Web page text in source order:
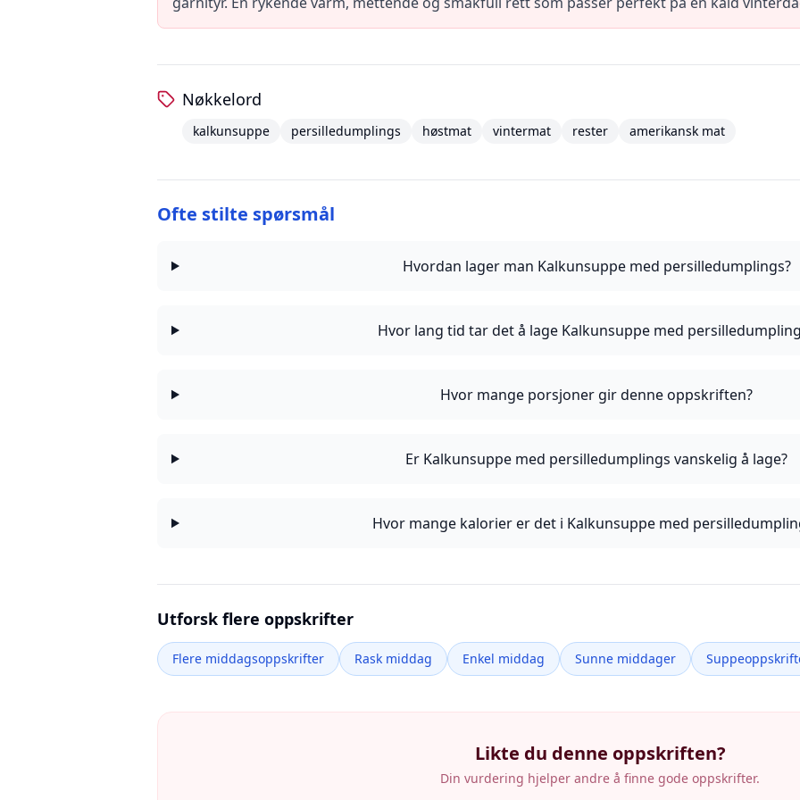
Nøkkelord
kalkunsuppe persilledumplings høstmat vintermat rester amerikansk mat
Ofte stilte spørsmål
Hvordan lager man Kalkunsuppe med persilledumplings?
Hvor lang tid tar det å lage Kalkunsuppe med
Hvor mange porsjoner gir denne oppskriften?
Er Kalkunsuppe med persilledumplings vanskelig å lage?
Hvor mange kalorier er det i Kalkunsuppe med
Utforsk flere oppskrifter
Flere middagsoppskrifter Rask middag Enkel middag Sunne middager
Likte du denne oppskriften?
Din vurdering hjelper andre å finne gode oppskrifter.